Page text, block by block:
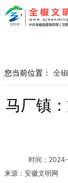
您当前位置： 全
马厂镇
时间：
来源： 安徽文明网